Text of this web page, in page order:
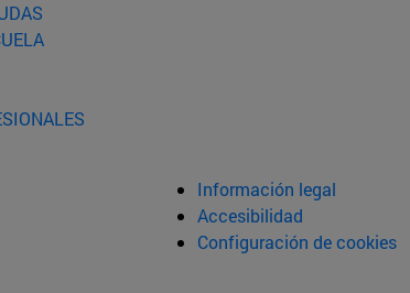
(abre en nueva ventana)
Información legal
Accesibilidad
Configuración de cookies